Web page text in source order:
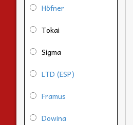
Höfner
Tokai
Sigma
LTD (ESP)
Framus
Dowina